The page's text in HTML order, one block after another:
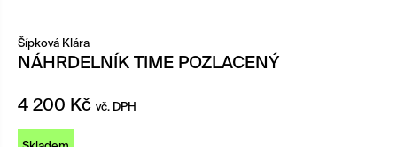
Šípková Klára
NÁHRDELNÍK TIME POZLACENÝ
4 200 Kč vč. DPH